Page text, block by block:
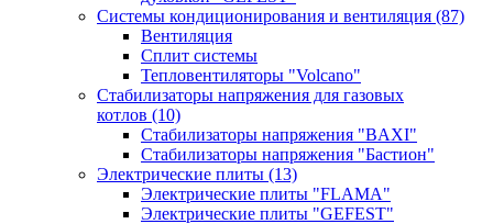
Системы кондиционирования и вентиляция (87)
Вентиляция
Сплит системы
Тепловентиляторы "Volcano"
Стабилизаторы напряжения для газовых
котлов (10)
Стабилизаторы напряжения "BAXI"
Стабилизаторы напряжения "Бастион"
Электрические плиты (13)
Электрические плиты "FLAMA"
Электрические плиты "GEFEST"